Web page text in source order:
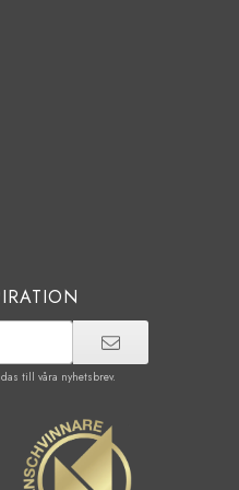
till våra nyhetsbrev.